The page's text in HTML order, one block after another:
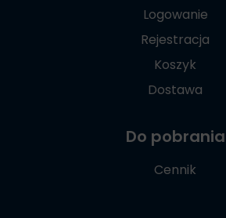
Logowanie
Rejestracja
Koszyk
Dostawa
Do pobrania
Cennik